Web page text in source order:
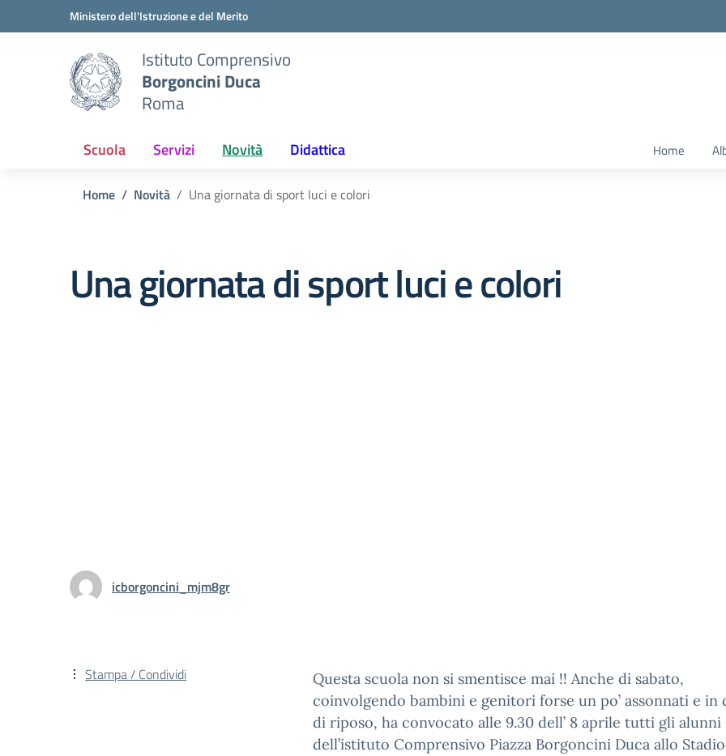
Vai ai contenuti
Vai al menu di navigazioneMinistero dell'Istruzione e del Merito
Istituto Comprensivo
Borgoncini Duca
Roma
Scuola Servizi Novità Didattica Home
Home Novità Una giornata di sport luci e colori
Una giornata di sport luci e colori
icborgoncini_mjm8gr
Questa scuola non si smentisce mai !! Anche di sabato,
coinvolgendo bambini e genitori forse un po’ assonnati e in
di riposo, ha convocato alle 9.30 dell’ 8 aprile tutti gli alunni
dell’istituto Comprensivo Piazza Borgoncini Duca allo
Stampa / Condividi